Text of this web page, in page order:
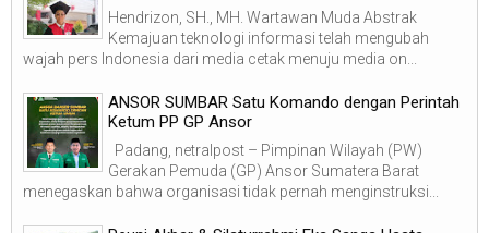
Hendrizon, SH., MH. Wartawan Muda Abstrak
Kemajuan teknologi informasi telah mengubah
wajah pers Indonesia dari media cetak menuju media on...
ANSOR SUMBAR Satu Komando dengan Perintah
Ketum PP GP Ansor
Padang, netralpost – Pimpinan Wilayah (PW)
Gerakan Pemuda (GP) Ansor Sumatera Barat
menegaskan bahwa organisasi tidak pernah menginstruksi...